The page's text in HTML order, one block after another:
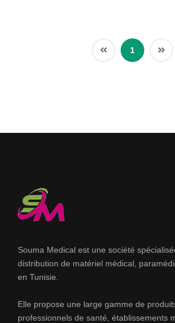
1
Souma Medical est une société
distribution de matériel médical,
en Tunisie.
Elle propose une large gamme de
professionnels de santé, établissements